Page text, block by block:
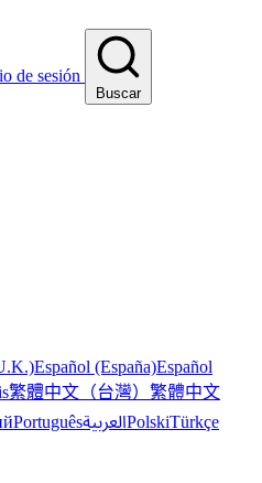
de sesión
Buscar
Español (España)Español
繁體中文（台灣） 繁體中文
PortuguêsالعربيةPolskiTürkçe